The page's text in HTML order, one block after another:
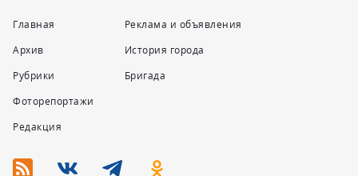
Главная
Архив
Рубрики
Фоторепортажи
Редакция
Реклама и объявления
История города
Бригада